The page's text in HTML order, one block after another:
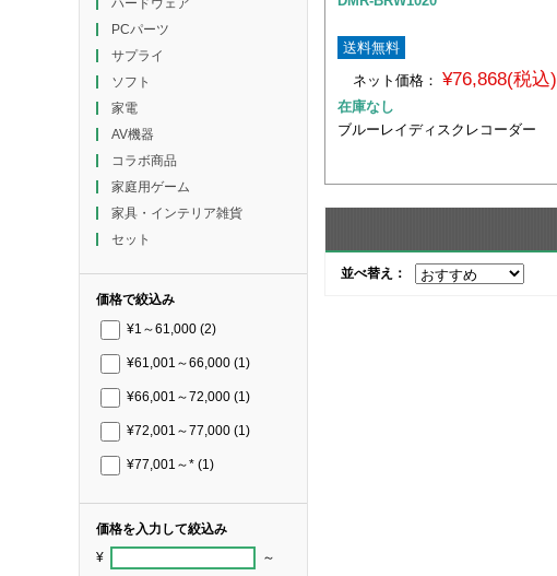
ハードウェア
PCパーツ
サプライ
ソフト
家電
AV機器
コラボ商品
家庭用ゲーム
家具・インテリア雑貨
セット
価格で絞込み
¥1～61,000 (2)
¥61,001～66,000 (1)
¥66,001～72,000 (1)
¥72,001～77,000 (1)
¥77,001～* (1)
価格を入力して絞込み
¥ ～
送料無料
ネット価格：
¥76,868(税込)
在庫なし
ブルーレイディスクレコーダー
並べ替え：